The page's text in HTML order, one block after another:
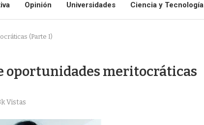
Opinión Universidades Ciencia y Tecnología
(Parte I)
oportunidades meritocráticas
Vistas